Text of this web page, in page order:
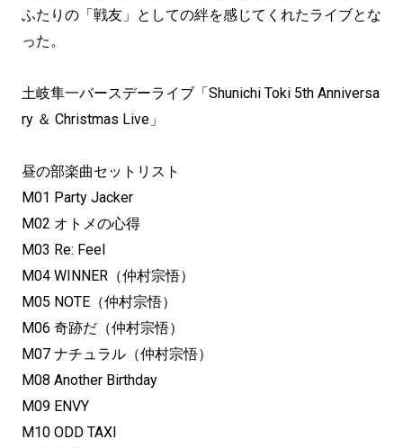
ふたりの「戦友」としての絆を感じてくれたライブとな
った。
土岐隼一バースデーライブ「Shunichi Toki 5th Anniversa
ry ＆ Christmas Live」
昼の部楽曲セットリスト
M01 Party Jacker
M02 オトメの心得
M03 Re: Feel
M04 WINNER（仲村宗悟）
M05 NOTE（仲村宗悟）
M06 奇跡だ（仲村宗悟）
M07 ナチュラル（仲村宗悟）
M08 Another Birthday
M09 ENVY
M10 ODD TAXI